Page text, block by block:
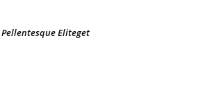
Pellentesque Eliteget